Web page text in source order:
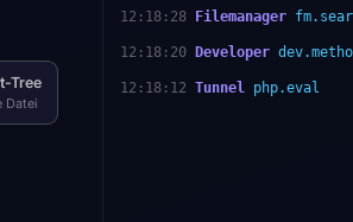
Tree
Datei
12:18:28 Filemanager
12:18:20 Developer
12:18:12 Tunnel php.eval